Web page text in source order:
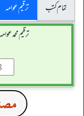
تمام کتب
ترقیم عوامہ
ترقیم